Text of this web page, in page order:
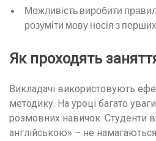
Можливість виробити
розуміти мову носія з
Як проходять
Викладачі використовують
методику. На уроці багато
розмовних навичок. Студенти
англійською» – не